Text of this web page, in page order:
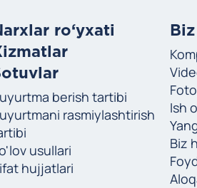
ro‘yxati
berish tartibi
rasmiylashtirish
usullari
hujjatlari
Ish
Biz